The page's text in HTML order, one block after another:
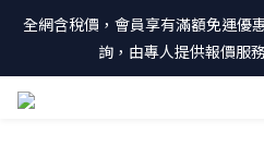
全網含稅價，會員享有滿額免運優
詢，由專人提供報價服